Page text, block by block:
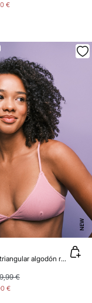
€
NEW
Sujetador triangular algodón rosa
€
€